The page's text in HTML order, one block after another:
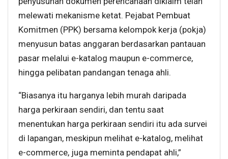
melewati mekanisme ketat. Pejabat Pembuat
Komitmen (PPK) bersama kelompok kerja (pokja)
menyusun batas anggaran berdasarkan pantauan
pasar melalui e-katalog maupun e-commerce,
hingga pelibatan pandangan tenaga ahli.
“Biasanya itu harganya lebih murah daripada
harga perkiraan sendiri, dan tentu saat
menentukan harga perkiraan sendiri itu ada survei
di lapangan, meskipun melihat e-katalog, melihat
e-commerce, juga meminta pendapat ahli,”